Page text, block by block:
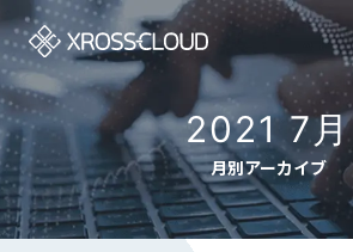
2021 7月
月別アーカイブ